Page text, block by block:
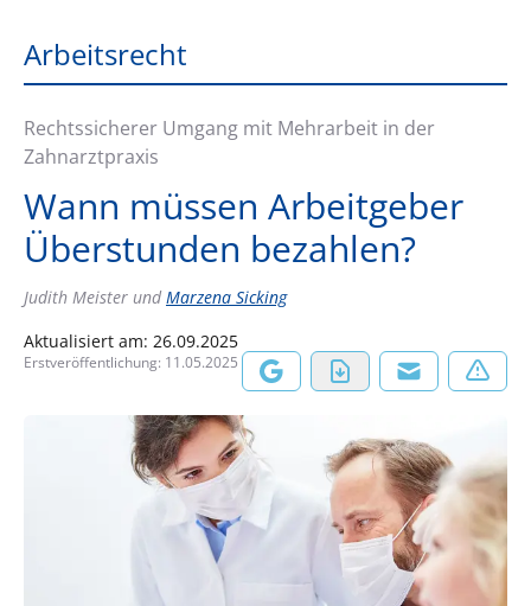
Arbeitsrecht
Rechtssicherer Umgang mit Mehrarbeit in der
Zahnarztpraxis
Wann müssen Arbeitgeber
Überstunden bezahlen?
Judith Meister undMarzena Sicking
Aktualisiert am: 26.09.2025
Erstveröffentlichung: 11.05.2025